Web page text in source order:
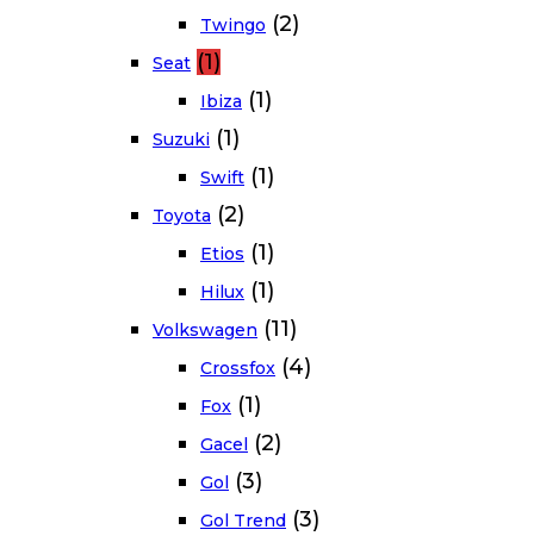
Twingo (2)
Seat (1)
Ibiza (1)
Suzuki (1)
Swift (1)
Toyota (2)
Etios (1)
Hilux (1)
Volkswagen (11)
Crossfox (4)
Fox (1)
Gacel (2)
Gol (3)
Gol Trend (3)